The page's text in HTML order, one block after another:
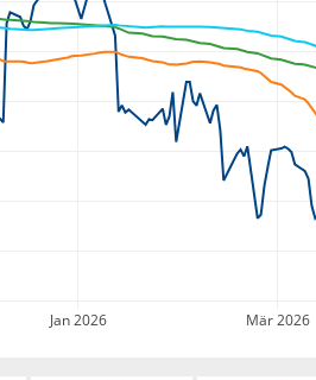
Jan 2026 Mär 2026